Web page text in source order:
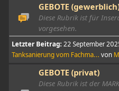
GEBOTE
Diese Rubrik ist für
vorgesehen.
Letzter Beitrag: 22 September
Tanksanierung vom Fachma... von
GEBOTE (privat)
Diese Rubrik ist der